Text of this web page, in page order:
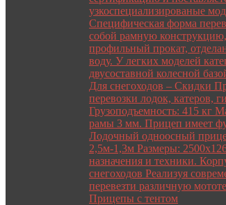
узкоспециализированые
Специфическая форма
собой рамную
профильный прокат,
воду. У легких моделей
двусоставной колесной
Для снегоходов – Скидки
перевозки лодок, катеров,
Грузоподъемность: 415 кг
рамы 3 мм. Прицеп имеет
Лодочный одноосный
2,5м-1,3м Размеры:
назначения и техники.
снегоходов Реализуя
перевезти различную
Прицепы с тентом